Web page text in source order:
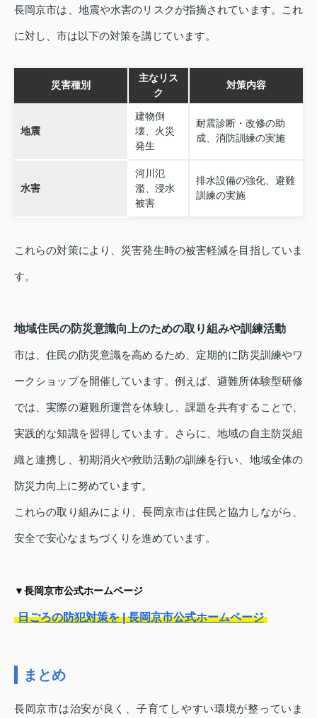
長岡京市は、地震や水害のリスクが指摘されています。これ
に対し、市は以下の対策を講じています。
災害種別
主なリス
ク
対策内容
地震
建物倒
壊、火災
発生
耐震診断・改修の助
成、消防訓練の実施
水害
河川氾
濫、浸水
被害
排水設備の強化、避難
訓練の実施
これらの対策により、災害発生時の被害軽減を目指していま
す。
地域住民の防災意識向上のための取り組みや訓練活動
市は、住民の防災意識を高めるため、定期的に防災訓練やワ
ークショップを開催しています。例えば、避難所体験型研修
では、実際の避難所運営を体験し、課題を共有することで、
実践的な知識を習得しています。さらに、地域の自主防災組
織と連携し、初期消火や救助活動の訓練を行い、地域全体の
防災力向上に努めています。
これらの取り組みにより、長岡京市は住民と協力しながら、
安全で安心なまちづくりを進めています。
▼長岡京市公式ホームページ
日ごろの防犯対策を | 長岡京市公式ホームページ
まとめ
長岡京市は治安が良く、子育てしやすい環境が整っていま